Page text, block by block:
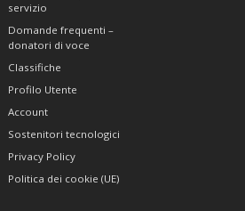
servizio
Domande frequenti –
donatori di voce
Classifiche
Profilo Utente
Account
Sostenitori tecnologici
Privacy Policy
Politica dei cookie (UE)